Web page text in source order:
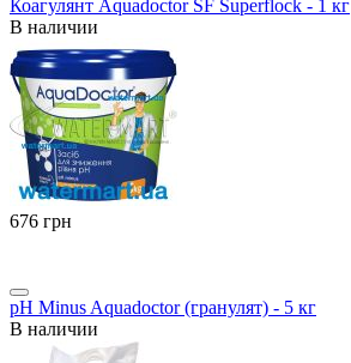
Коагулянт Aquadoctor SF Superflock - 1 кг
В наличии
‍676‍ грн
pH Minus Aquadoctor (гранулят) - 5 кг
В наличии